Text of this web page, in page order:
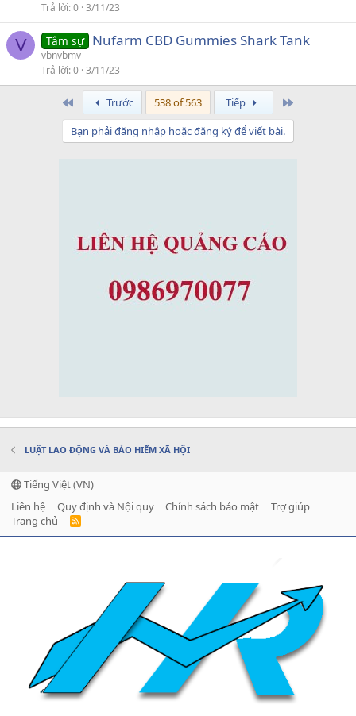
Trả lời 0 3/11/23
V Tâm sự Nufarm CBD Gummies Shark Tank
vbnvbmv
Trả lời 0 3/11/23
Trước 538 of 563 Tiếp
Bạn phải đăng nhập hoặc đăng ký để viết bài.
LUẬT LAO ĐỘNG VÀ BẢO HIỂM XÃ HỘI
Tiếng Việt (VN)
Liên hệ
Quy định và Nội quy Chính sách bảo mật
Trợ giúp
Trang chủ
R